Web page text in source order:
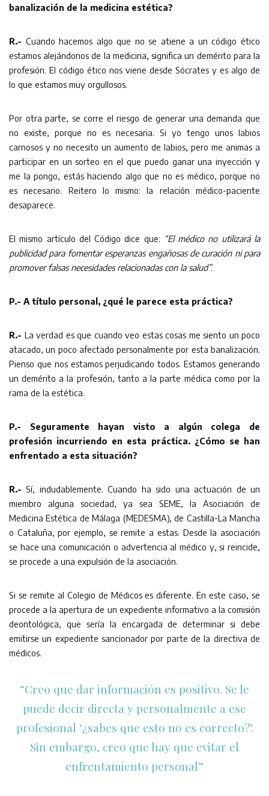
banalización de la medicina estética?
R.- Cuando hacemos algo que no se atiene a un código ético
estamos alejándonos de la medicina, significa un demérito para la
profesión. El código ético nos viene desde Sócrates y es algo de
lo que estamos muy orgullosos.
Por otra parte, se corre el riesgo de generar una demanda que
no existe, porque no es necesaria. Si yo tengo unos labios
carnosos y no necesito un aumento de labios, pero me animas a
participar en un sorteo en el que puedo ganar una inyección y
me la pongo, estás haciendo algo que no es médico, porque no
es necesario. Reitero lo mismo: la relación médico-paciente
desaparece.
El mismo artículo del Código dice que: “El médico no utilizará la
publicidad para fomentar esperanzas engañosas de curación ni para
promover falsas necesidades relacionadas con la salud”.
P.- A título personal, ¿qué le parece esta práctica?
R.- La verdad es que cuando veo estas cosas me siento un poco
atacado, un poco afectado personalmente por esta banalización.
Pienso que nos estamos perjudicando todos. Estamos generando
un demérito a la profesión, tanto a la parte médica como por la
rama de la estética.
P.- Seguramente hayan visto a algún colega de
profesión incurriendo en esta práctica. ¿Cómo se han
enfrentado a esta situación?
R.-Sí, indudablemente. Cuando ha sido una actuación de un
miembro alguna sociedad, ya sea SEME, la Asociación de
Medicina Estética de Málaga (MEDESMA), de Castilla-La Mancha
o Cataluña, por ejemplo, se remite a estas. Desde la asociación
se hace una comunicación o advertencia al médico y, si reincide,
se procede a una expulsión de la asociación.
Si se remite al Colegio de Médicos es diferente. En este caso, se
procede a la apertura de un expediente informativo a la comisión
deontológica, que sería la encargada de determinar si debe
emitirse un expediente sancionador por parte de la directiva de
médicos.
“Creo que dar información es positivo. Se le
puede decir directa y personalmente a ese
profesional ‘¿sabes que esto no es correcto?’.
Sin embargo, creo que hay que evitar el
enfrentamiento personal”